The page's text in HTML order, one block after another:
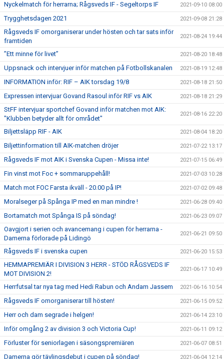
Nyckelmatch för herrarna; Rågsveds IF - Segeltorps IF 2021-09-10 08:00
Trygghetsdagen 2021 2021-09-08 21:28
Rågsveds IF omorganiserar under hösten och tar sats inför
framtiden
2021-08-24 19:44
”Ett minne för livet” 2021-08-20 18:48
Uppsnack och intervjuer inför matchen på Fotbollskanalen 2021-08-19 12:48
INFORMATION inför: RIF – AIK torsdag 19/8 2021-08-18 21:50
Expressen intervjuar Govand Rasoul inför RIF vs AIK 2021-08-18 21:29
StFF intervjuar sportchef Govand inför matchen mot AIK:
"Klubben betyder allt för området"
2021-08-16 22:20
Biljettsläpp RIF - AIK 2021-08-04 18:20
Biljettinformation till AIK-matchen dröjer 2021-07-22 13:17
Rågsveds IF mot AIK i Svenska Cupen - Missa inte! 2021-07-15 06:49
Fin vinst mot Foc + sommaruppehåll! 2021-07-03 10:28
Match mot FOC Farsta ikväll - 20.00 på IP! 2021-07-02 09:48
Moralseger på Spånga IP med en man mindre ! 2021-06-28 09:40
Bortamatch mot Spånga IS på söndag! 2021-06-23 09:07
Oavgjort i serien och avancemang i cupen för herrarna -
Damerna förlorade på Lidingö
2021-06-21 09:50
Rågsveds IF i svenska cupen 2021-06-20 15:53
HEMMAPREMIÄR I DIVISION 3 HERR - STÖD RÅGSVEDS IF
MOT DIVISION 2!
2021-06-17 10:49
Herrfutsal tar nya tag med Hedi Rabun och Andam Jassem 2021-06-16 10:54
Rågsveds IF omorganiserar till hösten! 2021-06-15 09:52
Herr och dam segrade i helgen! 2021-06-14 23:10
Inför omgång 2 av division 3 och Victoria Cup! 2021-06-11 09:12
Förluster för seniorlagen i säsongspremiären 2021-06-07 08:51
Damerna gör tävlingsdebut i cupen på söndag! 2021-06-04 12:14